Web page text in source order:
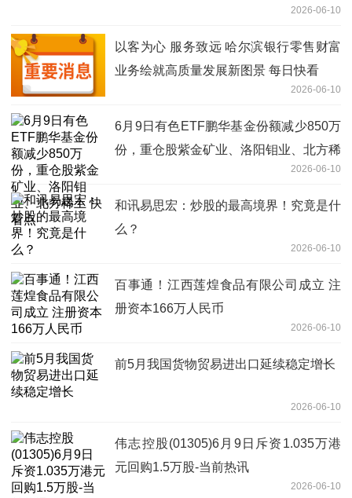
2026-06-10
以客为心 服务致远 哈尔滨银行零售财富
业务绘就高质量发展新图景 每日快看
2026-06-10
6月9日有色ETF鹏华基金份额减少850万
份，重仓股紫金矿业、洛阳钼业、北方稀
2026-06-10
和讯易思宏：炒股的最高境界！究竟是什
么？
2026-06-10
百事通！江西莲煌食品有限公司成立 注
册资本166万人民币
2026-06-10
前5月我国货物贸易进出口延续稳定增长
2026-06-10
伟志控股(01305)6月9日斥资1.035万港
元回购1.5万股-当前热讯
2026-06-10